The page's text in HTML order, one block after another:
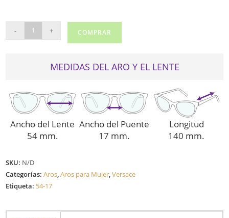
VERSACE
3255
- + COMPRAR
MEDIDAS DEL ARO Y EL LENTE
Ancho del Lente
54 mm.
Ancho del Puente
17 mm.
Longitud
140 mm.
SKU: N/D
Categorías:Aros,Aros para Mujer,Versace
Etiqueta: 54-17